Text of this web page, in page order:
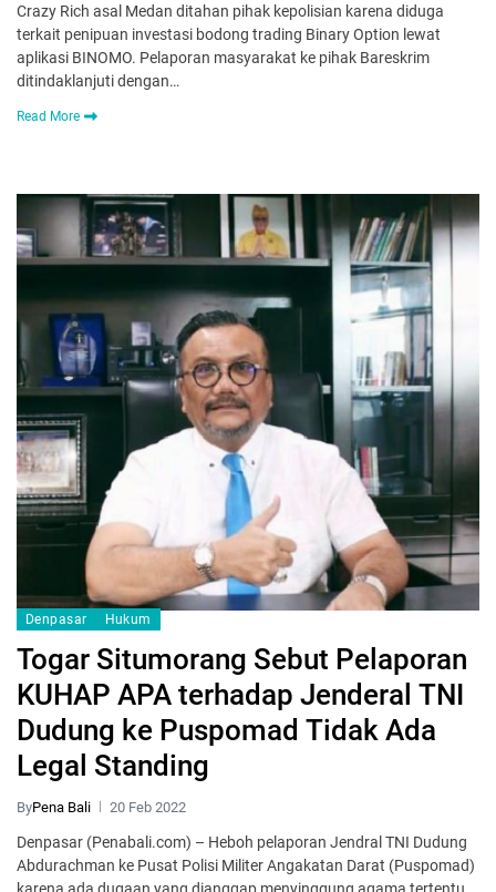
Crazy Rich asal Medan ditahan pihak kepolisian karena diduga
terkait penipuan investasi bodong trading Binary Option lewat
aplikasi BINOMO. Pelaporan masyarakat ke pihak Bareskrim
ditindaklanjuti dengan…
Read More
Denpasar Hukum
Togar Situmorang Sebut Pelaporan
KUHAP APA terhadap Jenderal TNI
Dudung ke Puspomad Tidak Ada
Legal Standing
ByPena Bali 20 Feb 2022
Denpasar (Penabali.com) – Heboh pelaporan Jendral TNI Dudung
Abdurachman ke Pusat Polisi Militer Angakatan Darat (Puspomad)
karena ada dugaan yang dianggap menyinggung agama tertentu